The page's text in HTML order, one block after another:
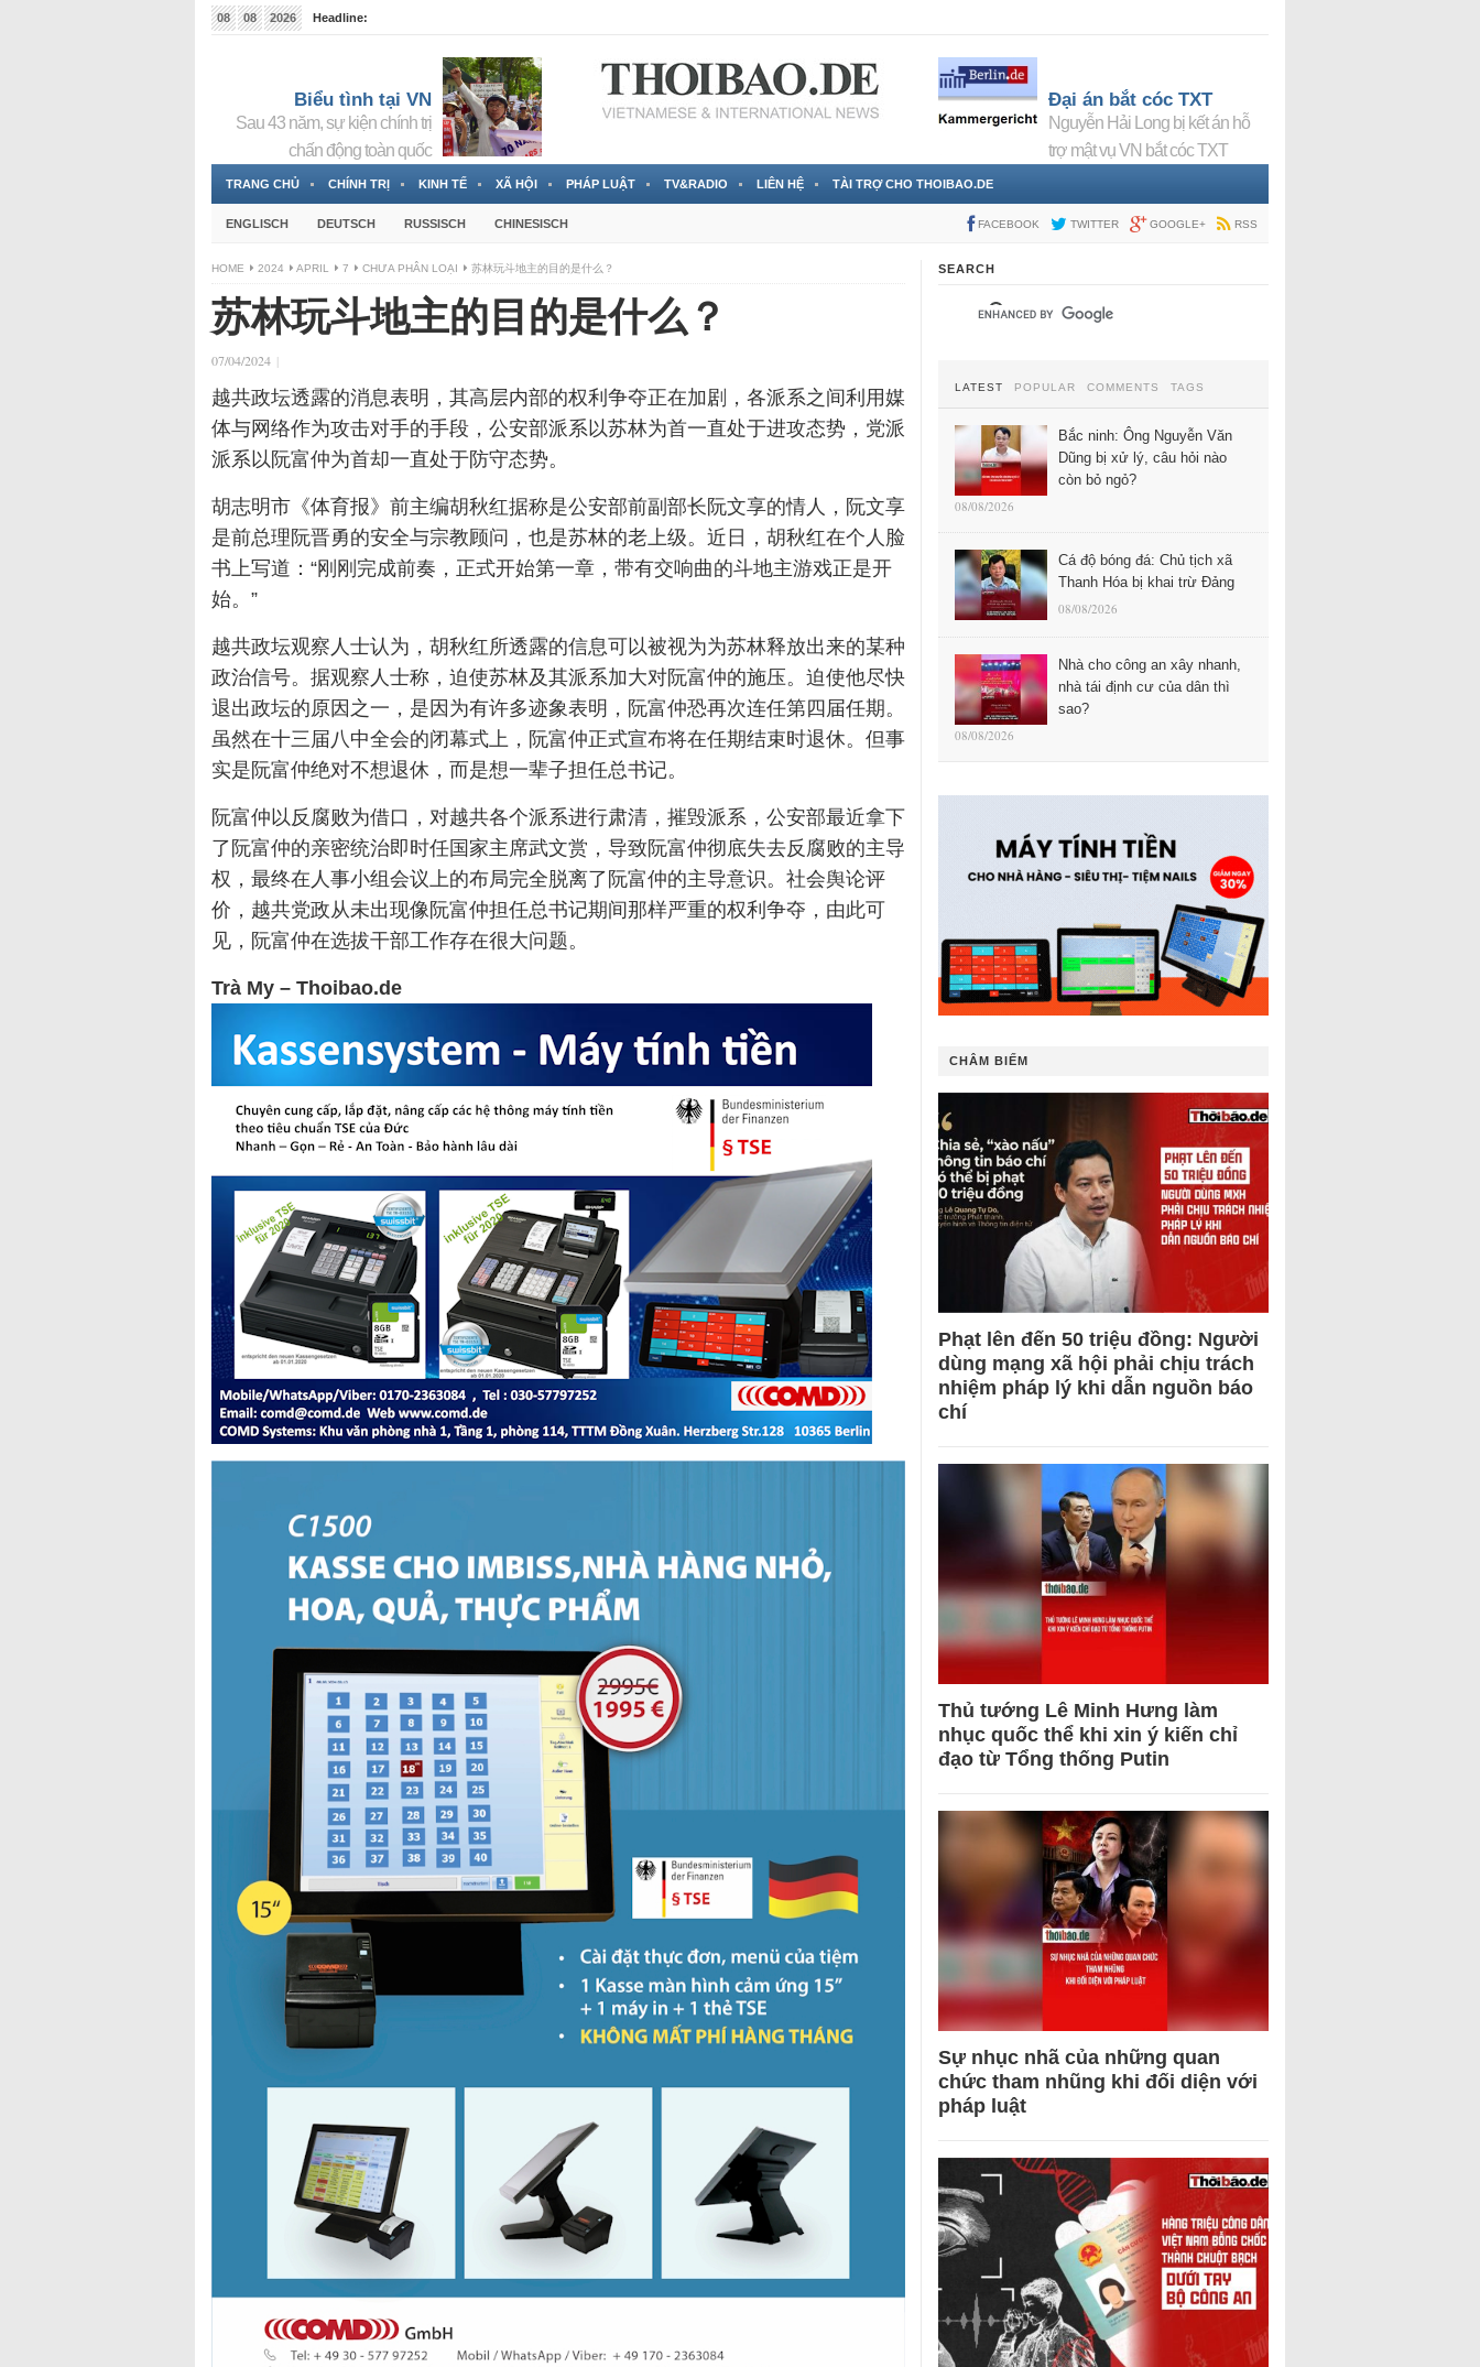
08 08 2026
Headline:
Biểu tình tại VN
Sau 43 năm, sự kiện chính trị
chấn động toàn quốc
Đại án bắt cóc TXT
Nguyễn Hải Long bị kết án hỗ
trợ mật vụ VN bắt cóc TXT
TRANG CHỦ CHÍNH TRỊ KINH TẾ XÃ HỘI PHÁP LUẬT TV&RADIO LIÊN HỆ TÀI TRỢ CHO THOIBAO.DE
ENGLISCH DEUTSCH RUSSISCH CHINESISCH FACEBOOK TWITTER GOOGLE+ RSS
HOME 2024 APRIL 7 CHƯA PHÂN LOẠI 苏林玩斗地主的目的是什么？
苏林玩斗地主的目的是什么？
07/04/2024 |
越共政坛透露的消息表明，其高层内部的权利争夺正在加剧，各派系之间利用媒
体与网络作为攻击对手的手段，公安部派系以苏林为首一直处于进攻态势，党派
派系以阮富仲为首却一直处于防守态势。
胡志明市《体育报》前主编胡秋红据称是公安部前副部长阮文享的情人，阮文享
是前总理阮晋勇的安全与宗教顾问，也是苏林的老上级。近日，胡秋红在个人脸
书上写道：“刚刚完成前奏，正式开始第一章，带有交响曲的斗地主游戏正是开
始。”
越共政坛观察人士认为，胡秋红所透露的信息可以被视为为苏林释放出来的某种
政治信号。据观察人士称，迫使苏林及其派系加大对阮富仲的施压。迫使他尽快
退出政坛的原因之一，是因为有许多迹象表明，阮富仲恐再次连任第四届任期。
虽然在十三届八中全会的闭幕式上，阮富仲正式宣布将在任期结束时退休。但事
实是阮富仲绝对不想退休，而是想一辈子担任总书记。
阮富仲以反腐败为借口，对越共各个派系进行肃清，摧毁派系，公安部最近拿下
了阮富仲的亲密统治即时任国家主席武文赏，导致阮富仲彻底失去反腐败的主导
权，最终在人事小组会议上的布局完全脱离了阮富仲的主导意识。社会舆论评
价，越共党政从未出现像阮富仲担任总书记期间那样严重的权利争夺，由此可
见，阮富仲在选拔干部工作存在很大问题。
Trà My – Thoibao.de
SEARCH
LATEST POPULAR COMMENTS TAGS
Bắc ninh: Ông Nguyễn Văn
Dũng bị xử lý, câu hỏi nào
còn bỏ ngỏ?
08/08/2026
Cá độ bóng đá: Chủ tịch xã
Thanh Hóa bị khai trừ Đảng
08/08/2026
Nhà cho công an xây nhanh,
nhà tái định cư của dân thì
sao?
08/08/2026
CHÂM BIẾM
Phạt lên đến 50 triệu đồng: Người
dùng mạng xã hội phải chịu trách
nhiệm pháp lý khi dẫn nguồn báo
chí
Thủ tướng Lê Minh Hưng làm
nhục quốc thể khi xin ý kiến chỉ
đạo từ Tổng thống Putin
Sự nhục nhã của những quan
chức tham nhũng khi đối diện với
pháp luật